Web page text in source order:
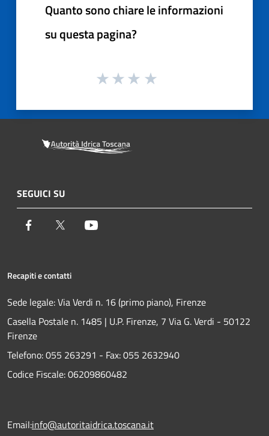
Quanto sono chiare le informazioni
su questa pagina?
SEGUICI SU
Facebook Twitter
Recapiti e contatti
Sede legale: Via Verdi n. 16 (primo piano), Firenze
Casella Postale n. 1485 | U.P. Firenze, 7 Via G. Verdi - 50122
Firenze
Telefono:055 263291 - Fax:055 2632940
Codice Fiscale: 06209860482
Email:info@autoritaidrica.toscana.it